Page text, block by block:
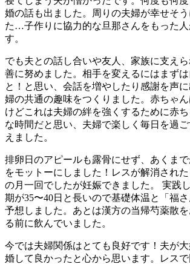
婚の話も出ました。周りの夫婦が幸せそ
た…子作りに協力的な旦那さんをもった
す。
でも夫との話し合いや友人、家族に支え
善に努めました。相手を変えるにはまず
と！と思い、会話を増やしたり感謝を声
婦の共通の趣味をつくりました。赤ちゃ
けどこれは夫婦の絆を強くするために赤
な時間だと思い、夫婦で楽しく毎日を過
えました。
排卵日のアピールも露骨にせず、あくま
をモットーにしました！レスが解消され
の月一回でしたが妊娠できました。 実践
期が35〜40日と長いので基礎体温と「福
予想しました。あとは漢方の当帰芍薬散
る前に飲んでいました。
今では夫婦関係はとても良好です！夫が
婚して良かったと心から思います。レス